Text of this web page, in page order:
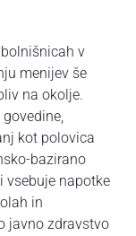
v
menijev še
na okolje.
kot polovica
bazirano
vsebuje napotke
in
javno zdravstvo